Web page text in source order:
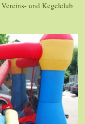
und Kegelclub